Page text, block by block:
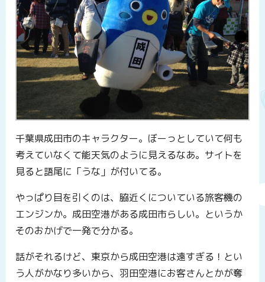
千葉県成田市のキャラクター。ぼーっとしていて何も
考えていなくて能天気のように見えるなあ。サイトを
見ると語尾に「うな」が付いてる。
やっぱり目を引くのは、脇近くについている旅客機の
エンジンか。成田空港がある成田市らしい。というか
そのおかげで一発で分かる。
話がそれるけど、東京から成田空港は遠すぎる！とい
う人がかなり多いから、羽田空港にお客さんとかが奪